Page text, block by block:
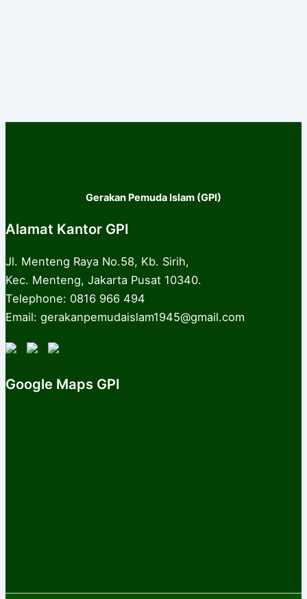
Gerakan Pemuda Islam (GPI)
Alamat Kantor GPI
Jl. Menteng Raya No.58, Kb. Sirih,
Kec. Menteng, Jakarta Pusat 10340.
Telephone: 0816 966 494
Email: gerakanpemudaislam1945@gmail.com
Google Maps GPI